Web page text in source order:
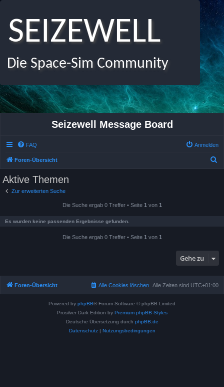
SEIZEWELL
Die Space-Sim Community
Seizewell Message Board
FAQ Anmelden
Foren-Übersicht
Aktive Themen
Zur erweiterten Suche
Die Suche ergab 0 Treffer • Seite 1 von 1
Es wurden keine passenden Ergebnisse gefunden.
Die Suche ergab 0 Treffer • Seite 1 von 1
Gehe zu
Foren-Übersicht Alle Zeiten sind UTC+01:00
Alle Cookies löschen
Powered by phpBB® Forum Software © phpBB Limited
Prosilver Dark Edition by Premium phpBB Styles
Deutsche Übersetzung durch phpBB.de
Datenschutz| Nutzungsbedingungen